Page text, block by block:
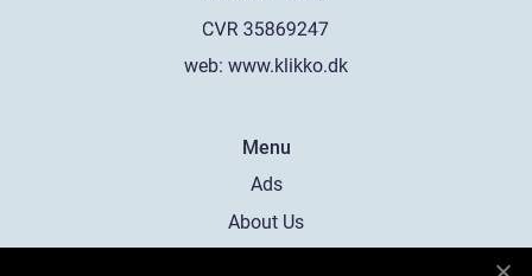
web: www.klikko.dk
Menu
Ads
About Us